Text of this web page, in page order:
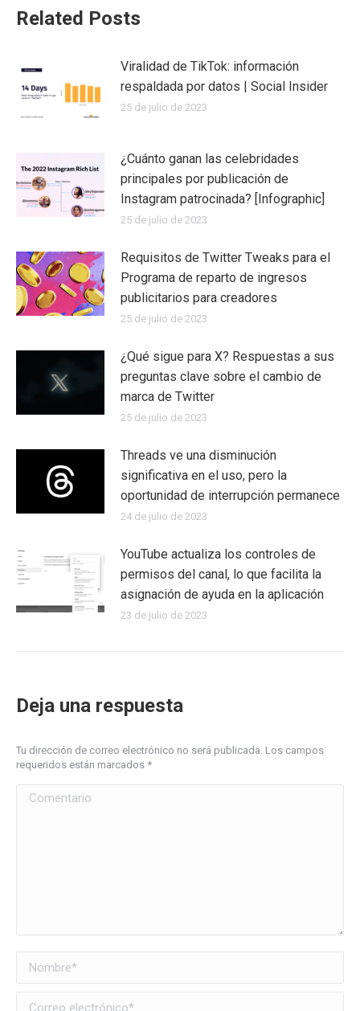
Related Posts
Viralidad de TikTok: información
respaldada por datos | Social Insider
25 de julio de 2023
¿Cuánto ganan las celebridades
principales por publicación de
Instagram patrocinada? [Infographic]
25 de julio de 2023
Requisitos de Twitter Tweaks para el
Programa de reparto de ingresos
publicitarios para creadores
25 de julio de 2023
¿Qué sigue para X? Respuestas a sus
preguntas clave sobre el cambio de
marca de Twitter
25 de julio de 2023
Threads ve una disminución
significativa en el uso, pero la
oportunidad de interrupción permanece
24 de julio de 2023
YouTube actualiza los controles de
permisos del canal, lo que facilita la
asignación de ayuda en la aplicación
23 de julio de 2023
Deja una respuesta
Tu dirección de correo electrónico no será publicada. Los campos
requeridos están marcados *
Comentario
Nombre *
Correo electrónico *